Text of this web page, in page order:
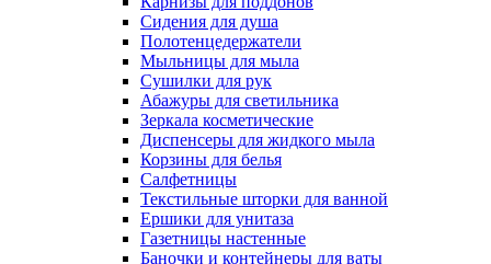
Сидения для душа
Полотенцедержатели
Мыльницы для мыла
Сушилки для рук
Абажуры для светильника
Зеркала косметические
Диспенсеры для жидкого мыла
Корзины для белья
Салфетницы
Текстильные шторки для ванной
Ершики для унитаза
Газетницы настенные
Баночки и контейнеры для ваты